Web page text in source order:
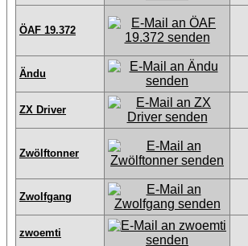
ÖAF 19.372
Ändu
ZX Driver
Zwölftonner
Zwolfgang
zwoemti